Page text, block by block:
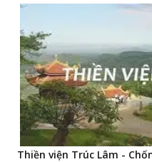
Thiền viện Trúc Lâm -